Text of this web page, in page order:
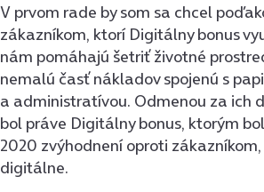
V prvom rade by som sa chcel
zákazníkom, ktorí Digitálny bonus
nám pomáhajú šetriť životné
nemalú časť nákladov spojenú s
a administratívou. Odmenou za ich
bol práve Digitálny bonus, ktorým
2020 zvýhodnení oproti
digitálne.